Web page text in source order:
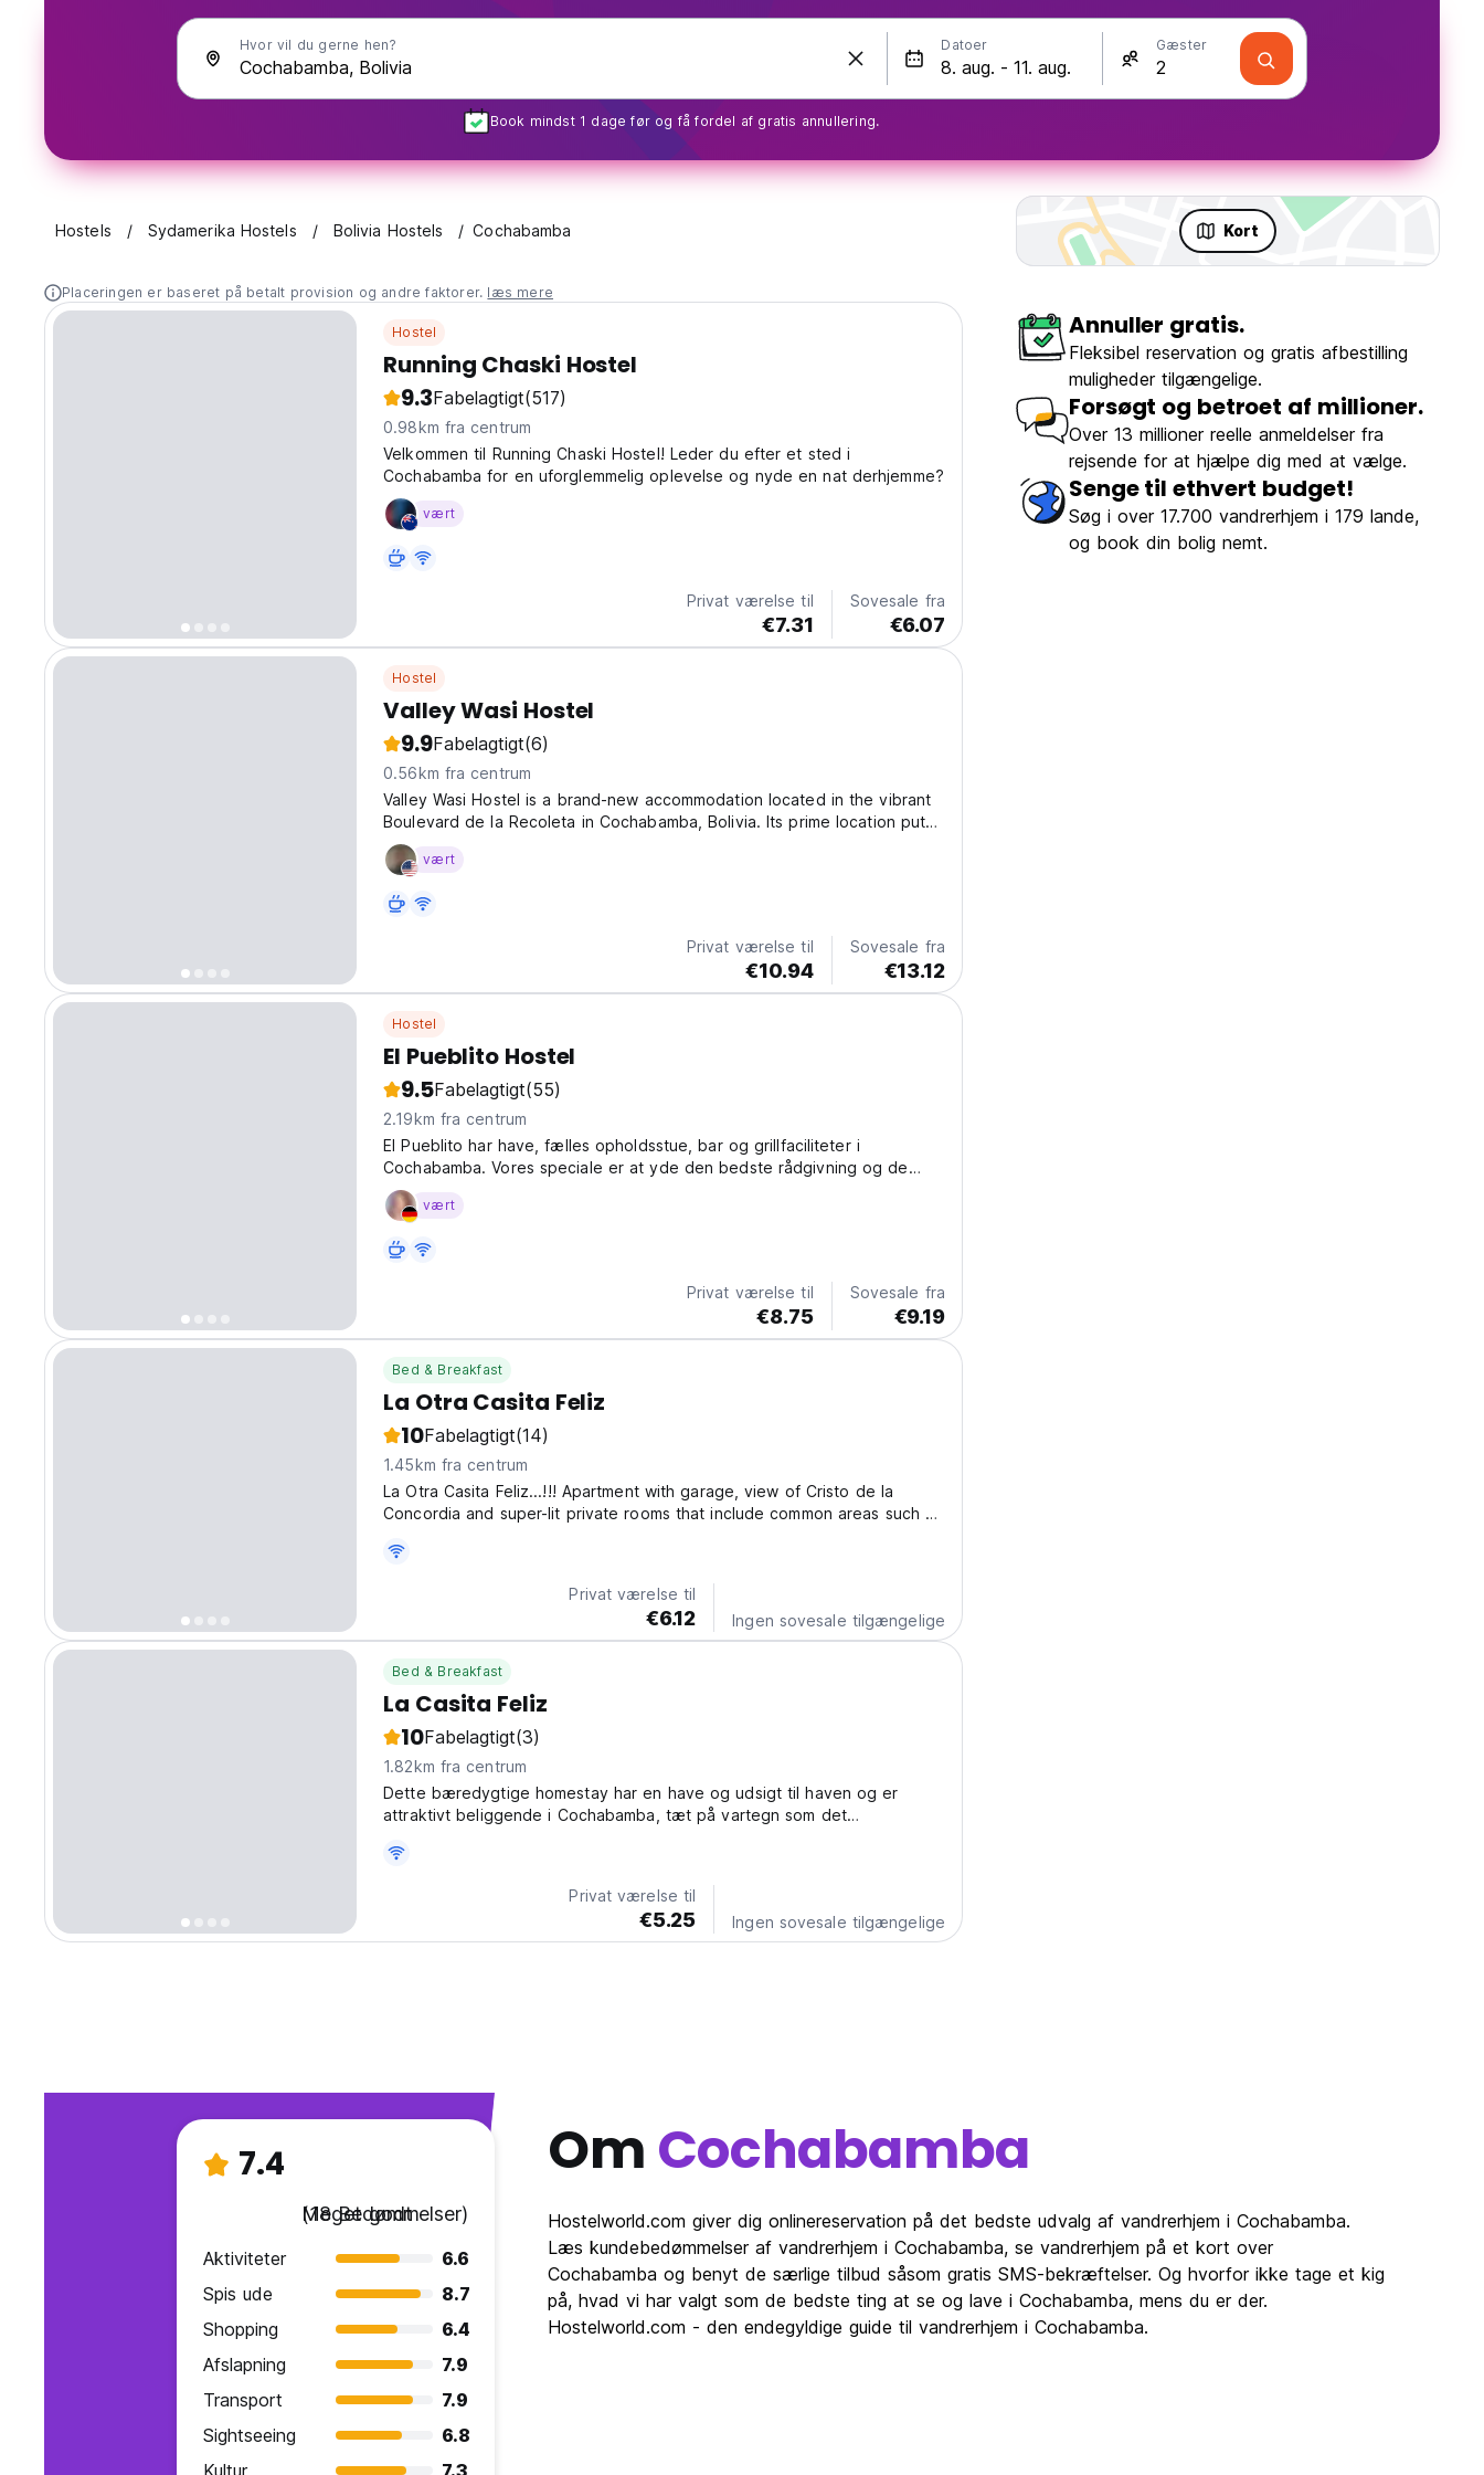
Hvor vil du gerne hen? Datoer Gæster
Book mindst 1 dage før og få fordel af gratis annullering.
Hostels Sydamerika Hostels Bolivia Hostels Cochabamba Kort
Placeringen er baseret på betalt provision og andre faktorer. læs mere
Hostel
Running Chaski Hostel
9.3Fabelagtigt(517)
0.98km fra centrum
Velkommen til Running Chaski Hostel! Leder du efter et sted i
Cochabamba for en uforglemmelig oplevelse og nyde en nat derhjemme?
vært
Privat værelse til
€7.31
Sovesale fra
€6.07
Hostel
Valley Wasi Hostel
9.9Fabelagtigt(6)
0.56km fra centrum
Valley Wasi Hostel is a brand-new accommodation located in the vibrant
Boulevard de la Recoleta in Cochabamba, Bolivia. Its prime location puts
you just steps away from some of the city’s best restaurants, cozy cafés,
and lively cultural spots. From here,...
vært
Privat værelse til
€10.94
Sovesale fra
€13.12
Hostel
El Pueblito Hostel
9.5Fabelagtigt(55)
2.19km fra centrum
El Pueblito har have, fælles opholdsstue, bar og grillfaciliteter i
Cochabamba. Vores speciale er at yde den bedste rådgivning og de
bedste priser. Vi vil behandle dig, som om du var familie.
vært
Privat værelse til
€8.75
Sovesale fra
€9.19
Bed & Breakfast
La Otra Casita Feliz
10Fabelagtigt(14)
1.45km fra centrum
La Otra Casita Feliz...!!! Apartment with garage, view of Cristo de la
Concordia and super-lit private rooms that include common areas such as
cable TV, refrigerator, kitchen, etc. Located...
Privat værelse til
€6.12 Ingen sovesale tilgængelige
Bed & Breakfast
La Casita Feliz
10Fabelagtigt(3)
1.82km fra centrum
Dette bæredygtige homestay har en have og udsigt til haven og er
attraktivt beliggende i Cochabamba, tæt på vartegn som det
svævebanen.
Privat værelse til
€5.25 Ingen sovesale tilgængelige
Annuller gratis.
Fleksibel reservation og gratis afbestilling
muligheder tilgængelige.
Forsøgt og betroet af millioner.
Over 13 millioner reelle anmeldelser fra
rejsende for at hjælpe dig med at vælge.
Senge til ethvert budget!
Søg i over 17.700 vandrerhjem i 179 lande,
og book din bolig nemt.
7.4
Meget godt
(18 Bedømmelser)
Aktiviteter
6.6
Spis ude
8.7
Shopping
6.4
Afslapning
7.9
Transport
7.9
Sightseeing
6.8
Om Cochabamba
Hostelworld.com giver dig onlinereservation på det bedste udvalg af vandrerhjem i Cochabamba.
Læs kundebedømmelser af vandrerhjem i Cochabamba, se vandrerhjem på et kort over
Cochabamba og benyt de særlige tilbud såsom gratis SMS-bekræftelser. Og hvorfor ikke tage et kig
på, hvad vi har valgt som de bedste ting at se og lave i Cochabamba, mens du er der.
Hostelworld.com - den endegyldige guide til vandrerhjem i Cochabamba.